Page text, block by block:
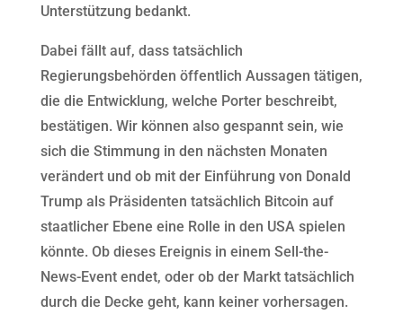
Unterstützung bedankt.
Dabei fällt auf, dass tatsächlich
Regierungsbehörden öffentlich Aussagen tätigen,
die die Entwicklung, welche Porter beschreibt,
bestätigen. Wir können also gespannt sein, wie
sich die Stimmung in den nächsten Monaten
verändert und ob mit der Einführung von Donald
Trump als Präsidenten tatsächlich Bitcoin auf
staatlicher Ebene eine Rolle in den USA spielen
könnte. Ob dieses Ereignis in einem Sell-the-
News-Event endet, oder ob der Markt tatsächlich
durch die Decke geht, kann keiner vorhersagen.